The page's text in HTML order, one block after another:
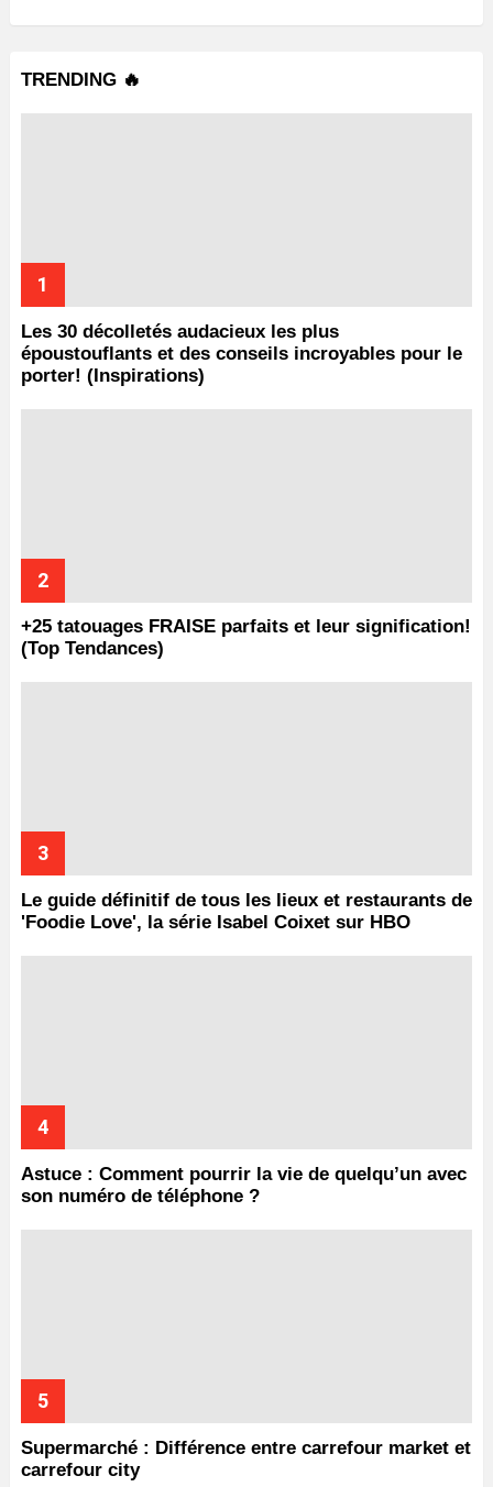
TRENDING 🔥
Les 30 décolletés audacieux les plus
époustouflants et des conseils incroyables pour le
porter! (Inspirations)
+25 tatouages ​​FRAISE parfaits et leur signification!
(Top Tendances)
Le guide définitif de tous les lieux et restaurants de
'Foodie Love', la série Isabel Coixet sur HBO
Astuce : Comment pourrir la vie de quelqu’un avec
son numéro de téléphone ?
Supermarché : Différence entre carrefour market et
carrefour city